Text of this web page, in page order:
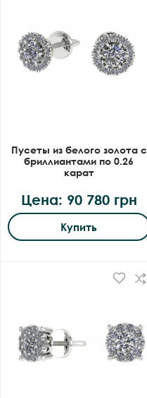
Пусеты из белого золота с
бриллиантами по 0.26
карат
Цена: 90 780 грн
Купить